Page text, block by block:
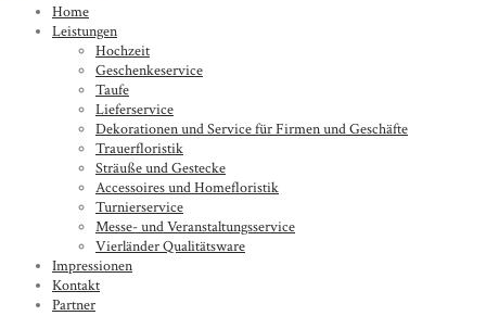
Home
Leistungen
Hochzeit
Geschenkeservice
Taufe
Lieferservice
Dekorationen und Service für Firmen und Geschäfte
Trauerfloristik
Sträuße und Gestecke
Accessoires und Homefloristik
Turnierservice
Messe- und Veranstaltungsservice
Vierländer Qualitätsware
Impressionen
Kontakt
Partner